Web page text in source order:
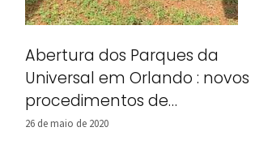
Abertura dos Parques da
Universal em Orlando : novos
procedimentos de
segurança
26 de maio de 2020